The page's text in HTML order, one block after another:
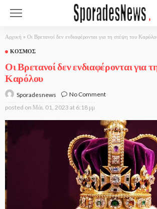
Αρχική » Οι Βρετανοί δεν ενδιαφέρονται για τη στέψη του
ΚΌΣΜΟΣ
Οι Βρετανοί δεν ενδιαφέρονται για
Καρόλου
Sporadesnews
No Comment
posted on Μάι. 01, 2023 at 6:18 μμ